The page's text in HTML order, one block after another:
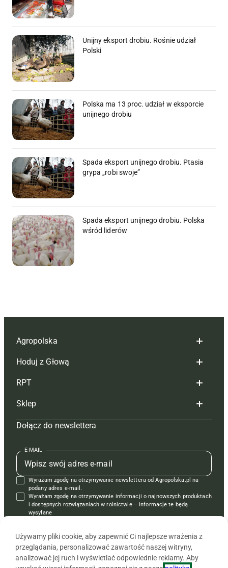
Unijny eksport drobiu. Rośnie udział
Polski
Polska ma 13 proc. udział w eksporcie
unijnego drobiu
Spada eksport unijnego drobiu. Ptasia
grypa „robi swoje”
Spada eksport unijnego drobiu. Polska
wśród liderów
Agropolska
Redakcja
Reklama
Tagi
Mapa serwisu
Kontakt
Regulamin
Polityka prywatności
Hoduj z Głową
Hoduj z głową bydło
Hoduj z głową świnie
Prenumerata
Redakcja
Kontakt
Reklama
RPT
Redakcja
Prenumerata
Reklama
Kontakt
Krzyżówki
Sklep
Czasopisma i prenumerata
Książki
Regulamin
Dołącz do newslettera
E-MAIL
Wyrażam zgodę na otrzymywanie newslettera od Agropolska.pl na
podany adres e-mail.
Wyrażam zgodę na otrzymywanie informacji o najnowszych produktach
i dostępnych rozwiązaniach w rolnictwie – informacje te będą
wysyłane
Używamy pliki cookie, aby zapewnić Ci najlepsze wrażenia z
przeglądania, personalizować zawartość naszej witryny,
analizować jej ruch i wyświetlać odpowiednie reklamy. Aby